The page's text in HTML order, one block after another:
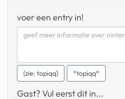
it really whips the llama s
boring phone
bakelse princess taart
voer een entry in!
(zie: topiqq) *topiqq*
Gast? Vul eerst dit in...